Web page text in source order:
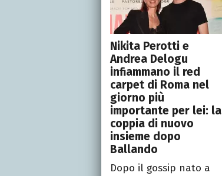
Nikita Perotti e
Andrea Delogu
infiammano il red
carpet di Roma nel
giorno più
importante per lei: la
coppia di nuovo
insieme dopo
Ballando
Dopo il gossip nato a